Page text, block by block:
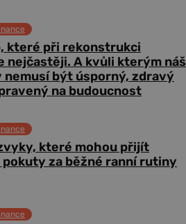
které při rekonstrukci
nejčastěji. A kvůli kterým náš
nemusí být úsporný, zdravý
na budoucnost
které mohou přijít
pokuty za běžné ranní rutiny